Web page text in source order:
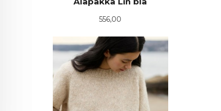
Pris
556,00